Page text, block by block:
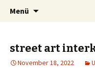
Kulanzamt
…muss man
Menü
street art
November 18, 2022